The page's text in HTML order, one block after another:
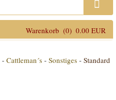
Warenkorb (0) 0.00 EUR
- Cattleman´s- Sonstiges- Standard